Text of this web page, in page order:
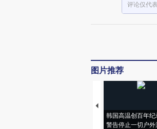
评论仅代
图片推荐
韩国高温创百年纪
警告停止一切户外